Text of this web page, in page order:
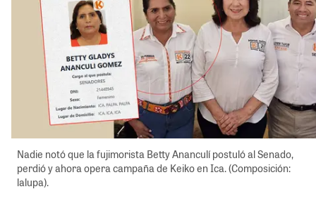
Nadie notó que la fujimorista Betty Ananculí postuló al Senado,
perdió y ahora opera campaña de Keiko en Ica. (Composición:
lalupa).